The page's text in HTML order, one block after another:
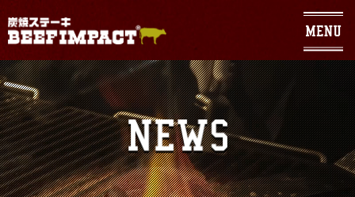
Warning: Use of undefined constant - assumed ' ' (this will throw an
Error in a future version of PHP) in
/home/geniuses/beefimpact.com/public_html/wp/wp-
content/themes/sumibi/header.phpon line104